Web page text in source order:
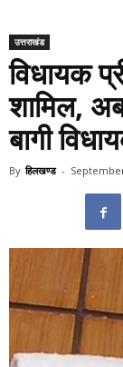
उत्तराखंड
विधायक
शामिल,
बागी
By हिलखण्ड -